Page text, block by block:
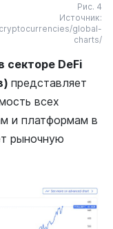
Рис. 4
Источник:
global-
charts/
секторе DeFi
представляет
всех
и платформам в
рыночную